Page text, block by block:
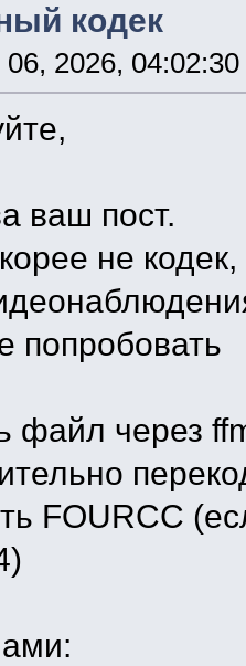
кодек
06, 2026,
ваш пост.
не
попробовать
файл через
FOURCC